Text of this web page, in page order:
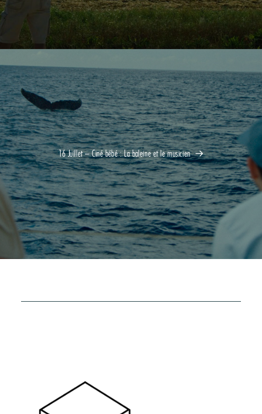
16 Juillet – Ciné bébé : La baleine et le musicien